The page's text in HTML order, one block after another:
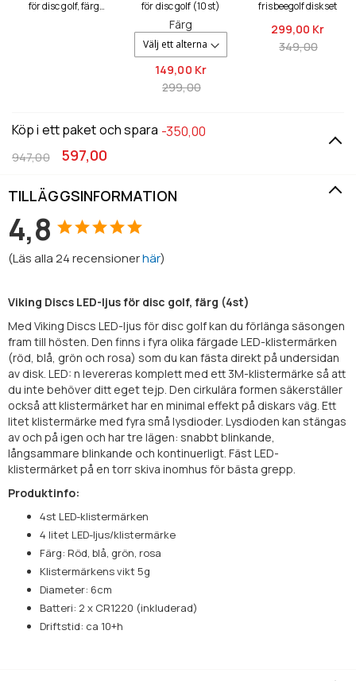
för disc golf, färg
för disc golf (10st)
Färg
149,00 Kr
299,00
frisbeegolf diskset
299,00 Kr
349,00
Köp i ett paket och spara -350,00
597,00
947,00
TILLÄGGSINFORMATION
4,8
(Läs alla24recensionerhär)
Viking Discs LED-ljus för disc golf, färg (4st)
Med Viking Discs LED-ljus för disc golf kan du förlänga säsongen
fram till hösten. Den finns i fyra olika färgade LED-klistermärken
(röd, blå, grön och rosa) som du kan fästa direkt på undersidan
av disk. LED: n levereras komplett med ett 3M-klistermärke så att
du inte behöver ditt eget tejp. Den cirkulära formen säkerställer
också att klistermärket har en minimal effekt på diskars väg. Ett
litet klistermärke med fyra små lysdioder. Lysdioden kan stängas
av och på igen och har tre lägen: snabbt blinkande,
långsammare blinkande och kontinuerligt. Fäst LED-
klistermärket på en torr skiva inomhus för bästa grepp.
Produktinfo:
4st LED-klistermärken
4 litet LED-ljus/klistermärke
Färg: Röd, blå, grön, rosa
Klistermärkens vikt 5g
Diameter: 6cm
Batteri: 2 x CR1220 (inkluderad)
Driftstid: ca 10+h